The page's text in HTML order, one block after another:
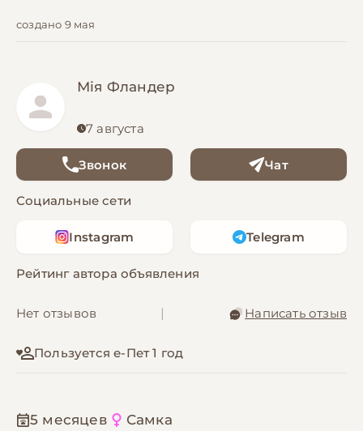
создано 9 мая
Мія Фландер
7 августа
Звонок Чат
Социальные сети
Instagram Telegram
Рейтинг автора объявления
Нет отзывов Написать отзыв
Пользуется е-Пет 1 год
5 месяцев Самка